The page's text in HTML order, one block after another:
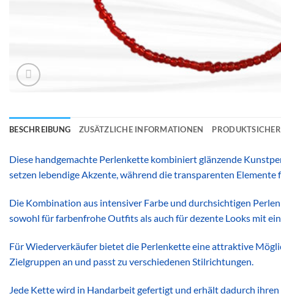
BESCHREIBUNG ZUSÄTZLICHE INFORMATIONEN
Diese handgemachte Perlenkette kombiniert glänzende
setzen lebendige Akzente, während die transparenten
Die Kombination aus intensiver Farbe und durchsichtigen
sowohl für farbenfrohe Outfits als auch für dezente Looks mit
Für Wiederverkäufer bietet die Perlenkette eine attraktive
Zielgruppen an und passt zu verschiedenen Stilrichtungen.
Jede Kette wird in Handarbeit gefertigt und erhält dadurch